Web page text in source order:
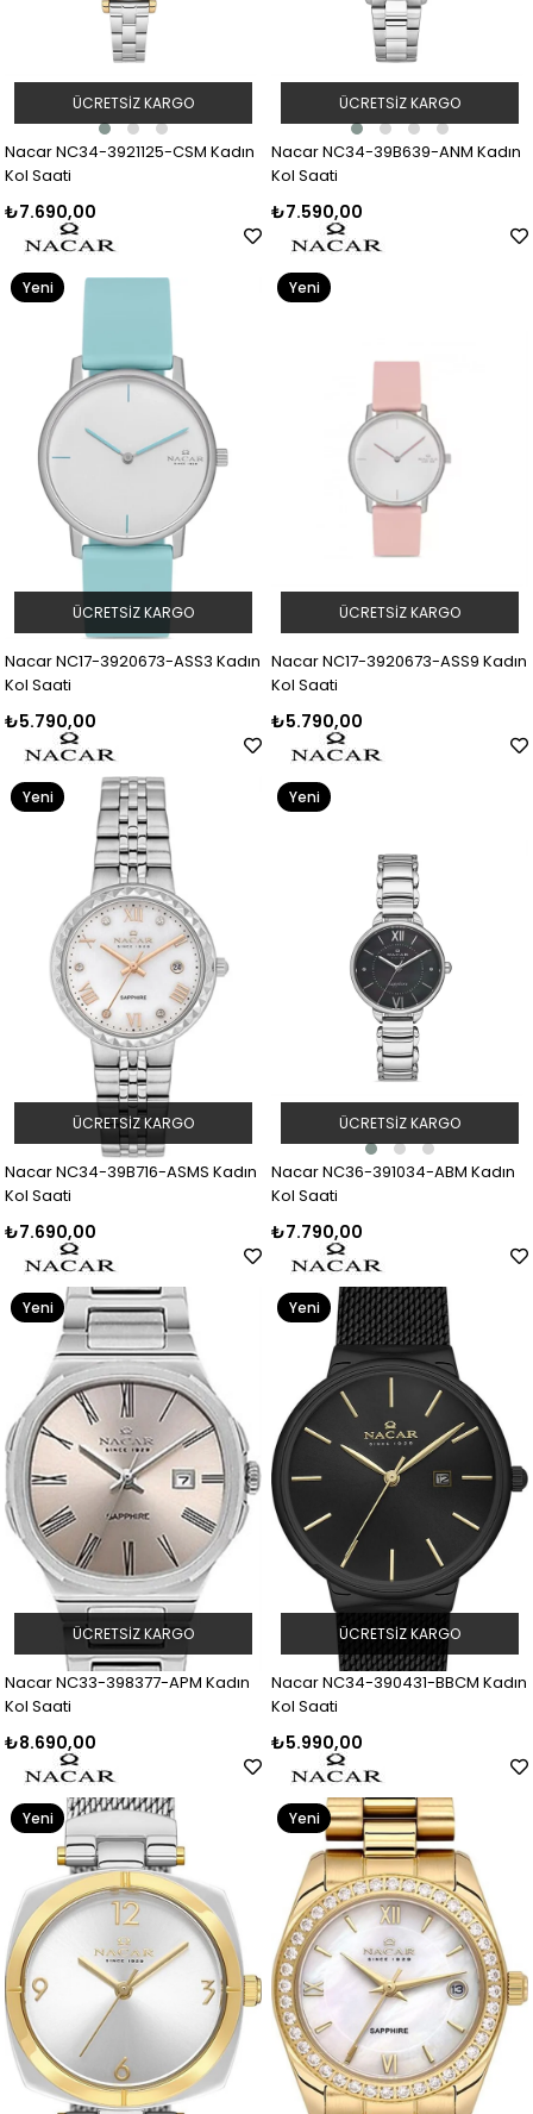
Nacar NC34-3921125-CSM Kadın
Kol Saati
₺7.690,00
ÜCRETSIZ KARGO
Nacar NC34-39B639-ANM Kadın
Kol Saati
₺7.590,00
ÜCRETSIZ KARGO
Nacar NC17-3920673-ASS3 Kadın
Kol Saati
₺5.790,00
ÜCRETSIZ KARGO
Yeni
Nacar NC17-3920673-ASS9 Kadın
Kol Saati
₺5.790,00
ÜCRETSIZ KARGO
Yeni
Nacar NC34-39B716-ASMS Kadın
Kol Saati
₺7.690,00
ÜCRETSIZ KARGO
Yeni
Nacar NC36-391034-ABM Kadın
Kol Saati
₺7.790,00
ÜCRETSIZ KARGO
Yeni
Nacar NC33-398377-APM Kadın
Kol Saati
₺8.690,00
ÜCRETSIZ KARGO
Yeni
Nacar NC34-390431-BBCM Kadın
Kol Saati
₺5.990,00
ÜCRETSIZ KARGO
Yeni
Yeni
Yeni
Ürün